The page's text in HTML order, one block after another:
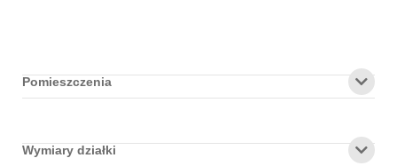
Pomieszczenia
Wymiary działki